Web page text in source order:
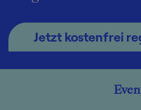
Jetzt kostenfrei